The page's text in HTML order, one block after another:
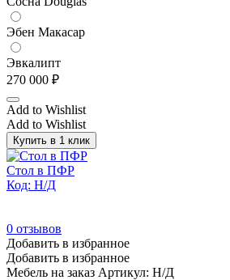
Эбен Макасар
Эвкалипт
270 000 ₽
Add to Wishlist
Add to Wishlist
Купить в 1 клик
Стол в ПФР
Код: Н/Д
0 отзывов
Добавить в избранное
Добавить в избранное
Мебель на заказ Артикул: Н/Д